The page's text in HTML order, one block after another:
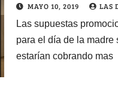
MAYO 10, 2019 LAS
Las supuestas
para el día de la madre
estarían cobrando mas